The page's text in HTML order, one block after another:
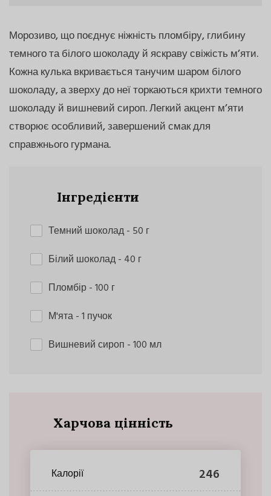
Морозиво, що поєднує ніжність пломбіру, глибину
темного та білого шоколаду й яскраву свіжість м’яти.
Кожна кулька вкривається танучим шаром білого
шоколаду, а зверху до неї торкаються крихти темного
шоколаду й вишневий сироп. Легкий акцент м’яти
створює особливий, завершений смак для
справжнього гурмана.
Інгредієнти
Темний шоколад- 50 г
Білий шоколад- 40 г
Пломбір- 100 г
М'ята- 1 пучок
Вишневий сироп - 100 мл
Харчова цінність
Калорії 246